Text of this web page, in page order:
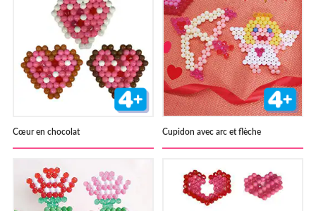
Cœur en chocolat Cupidon avec arc et flèche